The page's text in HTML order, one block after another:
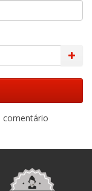
comentário